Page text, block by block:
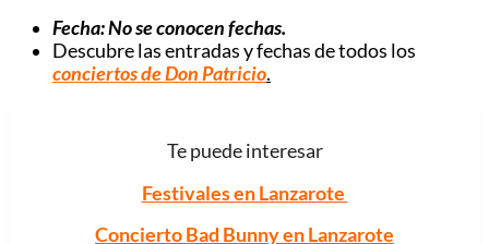
Fecha: No se conocen fechas.
Descubre las entradas y fechas de todos los
conciertos de Don Patricio.
Te puede interesar
Festivales en Lanzarote
Concierto Bad Bunny en Lanzarote